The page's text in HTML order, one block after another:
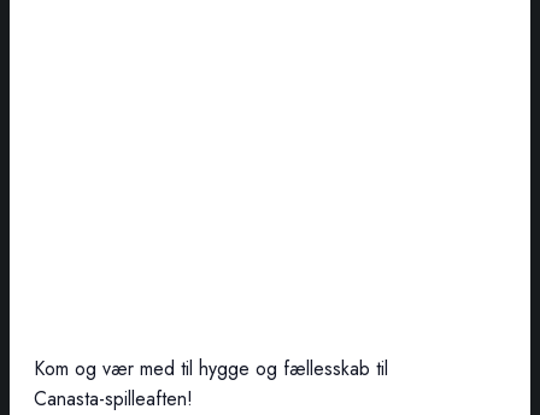
Kom og vær med til hygge og fællesskab til
Canasta-spilleaften!